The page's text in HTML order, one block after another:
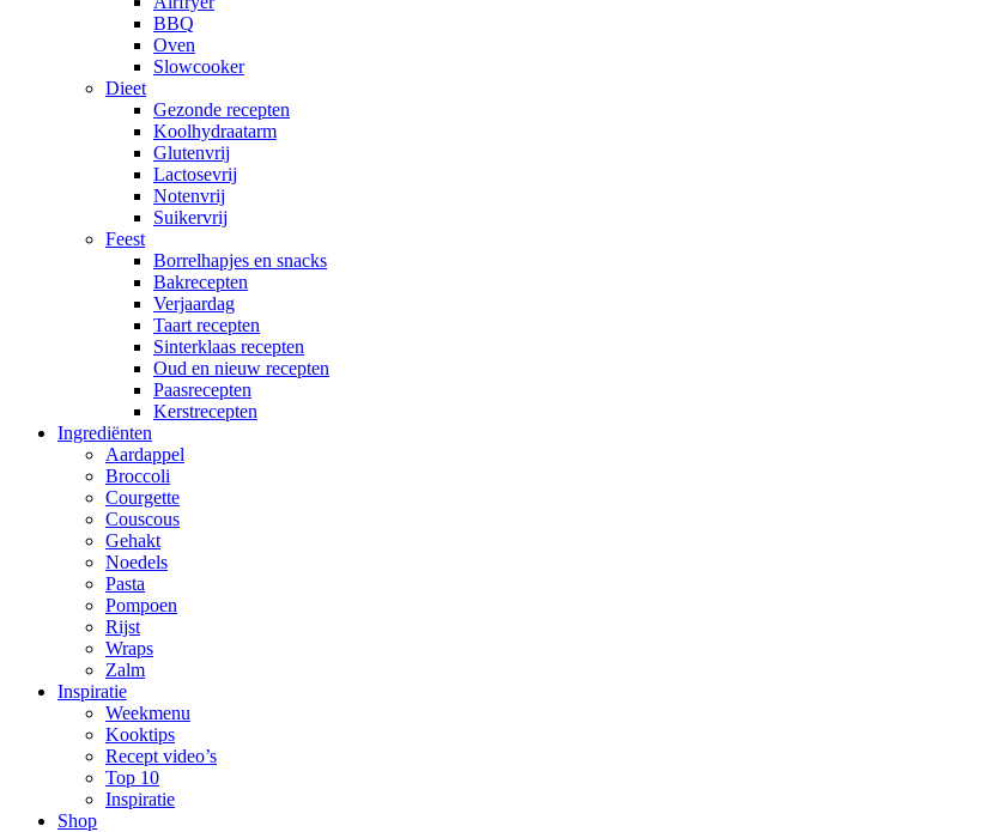
BBQ
Oven
Slowcooker
Dieet
Gezonde recepten
Koolhydraatarm
Glutenvrij
Lactosevrij
Notenvrij
Suikervrij
Feest
Borrelhapjes en snacks
Bakrecepten
Verjaardag
Taart recepten
Sinterklaas recepten
Oud en nieuw recepten
Paasrecepten
Kerstrecepten
Ingrediënten
Aardappel
Broccoli
Courgette
Couscous
Gehakt
Noedels
Pasta
Pompoen
Rijst
Wraps
Zalm
Inspiratie
Weekmenu
Kooktips
Recept video’s
Top 10
Inspiratie
Shop